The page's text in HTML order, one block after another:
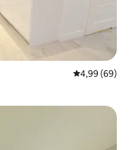
Gemiddelde
4,99 (69)